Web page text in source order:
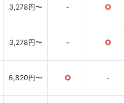
3,278円〜 - ○
3,278円〜 - ○
6,820円〜 ○ -